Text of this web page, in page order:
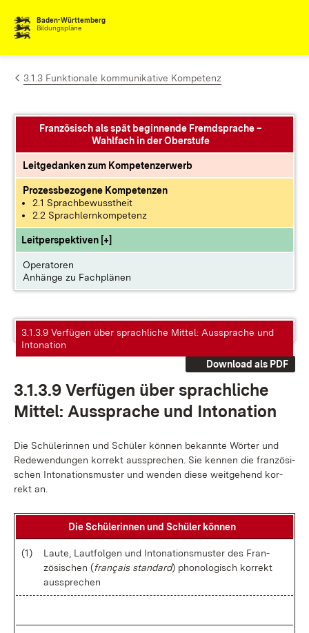
Zum Inhalt springen
Baden-Württemberg
Bildungspläne
3.1.3 Funktionale kommunikative Kompetenz
Französisch als spät beginnende Fremdsprache –
Wahlfach in der Oberstufe
Leitgedanken zum Kompetenzerwerb
Prozessbezogene Kompetenzen
2.1 Sprachbewusstheit
2.2 Sprachlernkompetenz
Leitperspektiven [+]
Operatoren
Anhänge zu Fachplänen
3.1.3.9 Verfügen über sprachliche Mittel: Aussprache und
Intonation
Download als PDF
3.1.3.9 Ver­fü­gen über sprach­li­che
Mit­tel: Aus­spra­che und In­to­na­ti­on
Die Schü­le­rin­nen und Schü­ler kön­nen be­kann­te Wör­ter und
Re­de­wen­dun­gen kor­rekt aus­spre­chen. Sie ken­nen die fran­zö­si­
schen In­to­na­ti­ons­mus­ter und wen­den die­se weit­ge­hend kor­
rekt an.
Die Schü­le­rin­nen und Schü­ler kön­nen
(1)
Lau­te, Laut­fol­gen und In­to­na­ti­ons­mus­ter des Fran­
zö­si­schen (français stan­dard) pho­no­lo­gisch kor­rekt
aus­spre­chen